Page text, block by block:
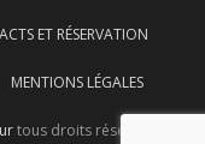
ET RÉSERVATION
MENTIONS LÉGALES
tous droits réservés.